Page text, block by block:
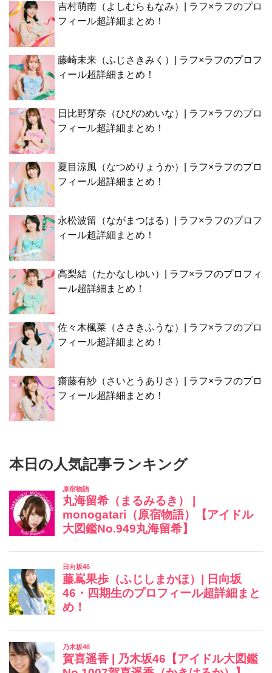
吉村萌南（よしむらもなみ）| ラフ×ラフのプロ
フィール超詳細まとめ！
藤崎未来（ふじさきみく）| ラフ×ラフのプロフ
ィール超詳細まとめ！
日比野芽奈（ひびのめいな）| ラフ×ラフのプロ
フィール超詳細まとめ！
夏目涼風（なつめりょうか）| ラフ×ラフのプロ
フィール超詳細まとめ！
永松波留（ながまつはる）| ラフ×ラフのプロフ
ィール超詳細まとめ！
高梨結（たかなしゆい）| ラフ×ラフのプロフィ
ール超詳細まとめ！
佐々木楓菜（ささきふうな）| ラフ×ラフのプロ
フィール超詳細まとめ！
齋藤有紗（さいとうありさ）| ラフ×ラフのプロ
フィール超詳細まとめ！
本日の人気記事ランキング